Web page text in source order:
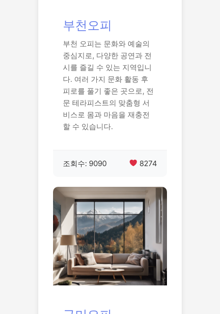
부천오피
부천 오피는 문화와 예술의
중심지로, 다양한 공연과 전
시를 즐길 수 있는 지역입니
다. 여러 가지 문화 활동 후
피로를 풀기 좋은 곳으로, 전
문 테라피스트의 맞춤형 서
비스로 몸과 마음을 재충전
할 수 있습니다.
조회수: 9090 8274